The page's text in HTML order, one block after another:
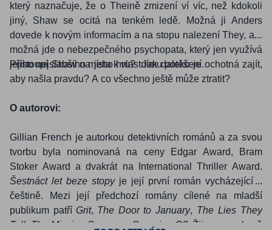
který naznačuje, že o Theině zmizení ví víc, než kdokoli
jiný, Shaw se ocitá na tenkém ledě. Možná ji Anders
dovede k novým informacím a na stopu nalezení They, ale
možná jde o nebezpečného psychopata, který jen využívá
jejího nejslabšího místa k vlastnímu potěšení.
Přistoupí Shaw na jeho hru?
Jak daleko je ochotná zajít,
aby našla pravdu? A co všechno ještě může ztratit?
O autorovi:
Gillian French je autorkou detektivních románů a za svou
tvorbu byla nominovaná na ceny Edgar Award, Bram
Stoker Award a dvakrát na International Thriller Award.
Šestnáct let beze stopyje její první román vycházející v
češtině. Mezi její předchozí romány cílené na mladší
publikum patří Grit, The Door to January, The Lies They
Tell The Missing Season Sugaring Off. Žije na venkově